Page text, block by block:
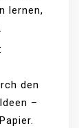
lernen,
den
–